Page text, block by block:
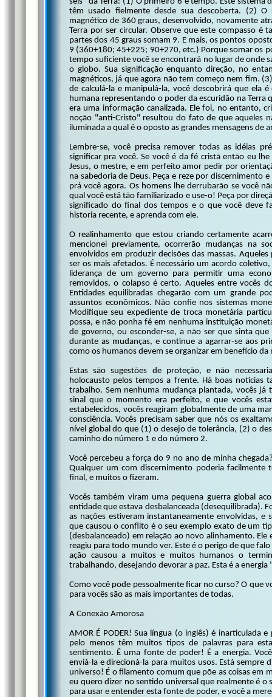
têm usado fielmente desde sua descoberta. (2)
magnético de 360 graus, desenvolvido, novamente
Terra por ser circular. Observe que este compasso
partes dos 45 graus somam 9. E mais, os pontos
9 (360+180; 45+225; 90+270, etc.) Porque somar os
tempo suficiente você se encontrará no lugar de onde
o globo. Sua significação enquanto direção, no
magnéticos, já que agora não tem começo nem fim.
de calculá-la e manipulá-la, você descobrirá que ela
humana representando o poder da escuridão na
era uma informação canalizada. Ele foi, no entanto,
noção "anti-Cristo" resultou do fato de que aqueles
iluminada a qual é o oposto as grandes mensagens de
Lembre-se, você precisa remover todas as idéias
significar pra você. Se você é da fé cristã então eu
Jesus, o mestre, e em perfeito amor pedir por
na sabedoria de Deus. Peça e reze por discernimento
prá você agora. Os homens lhe derrubarão se você
qual você está tão familiarizado e use-o! Peça por
significado do final dos tempos e o que você deve
historia recente, e aprenda com ele.
O realinhamento que estou criando certamente
mencionei previamente, ocorrerão mudanças na
envolvidos em produzir decisões das massas.
ser os mais afetados. É necessário um acordo
liderança de um governo para permitir uma
removidos, o colapso é certo. Aqueles entre vocês
Entidades equilibradas chegarão com um grande
assuntos econômicos. Não confie nos sistemas
Modifique seu expediente de troca monetária
possa, e não ponha fé em nenhuma instituição
de governo, ou esconder-se, a não ser que sinta
durante as mudanças, e continue a agarrar-se aos
como os humanos devem se organizar em benefício
Estas são sugestões de proteção, e não
holocausto pelos tempos a frente. Há boas notícias
trabalho. Sem nenhuma mudança plantada, vocês
sinal que o momento era perfeito, e que vocês
estabelecidos, vocês reagiram globalmente de uma
consciência. Vocês precisam saber que nós os
nível global do que (1) o desejo de tolerância, (2) o
caminho do número 1 e do número 2.
Você percebeu a força do 9 no ano de minha
Qualquer um com discernimento poderia
final, e muitos o fizeram.
Vocês também viram uma pequena guerra global
entidade que estava desbalanceada (desequilibrada).
as nações estiveram instantaneamente envolvidas, e
que causou o conflito é o seu exemplo exato de um
(desbalanceado) em relação ao novo alinhamento.
reagiu para todo mundo ver. Este é o perigo de que
ação causou a muitos e muitos humanos o
trabalhando, desejando devorar a paz. Esta é a
Como você pode pessoalmente ficar no curso? O que
para vocês são as mais importantes de todas.
A Conexão Amorosa
AMOR É PODER! Sua língua (o inglês) é inarticulada
pelo menos têm muitos tipos de palavras para
sentimento. É uma fonte de poder! É a energia.
enviá-la e direcioná-la para muitos usos. Está sempre
universo! É o filamento comum que põe as coisas em
eu quero dizer no sentido universal que realmente é
para usar e entender esta fonte de poder, e você a